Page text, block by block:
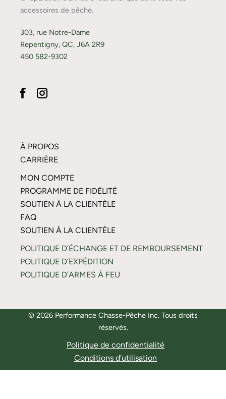
accessoires de pêche.
303, rue Notre-Dame
Repentigny, QC, J6A 2R9
450 582-9302
À PROPOS
CARRIÈRE
MON COMPTE
PROGRAMME DE FIDÉLITÉ
SOUTIEN À LA CLIENTÈLE
FAQ
SOUTIEN À LA CLIENTÈLE
POLITIQUE D’ÉCHANGE ET DE REMBOURSEMENT
POLITIQUE D’EXPÉDITION
POLITIQUE D’ARMES À FEU
© 2026 Performance Chasse-Pêche Inc. Tous droits
réservés.
Politique de confidentialité
Conditions d’utilisation